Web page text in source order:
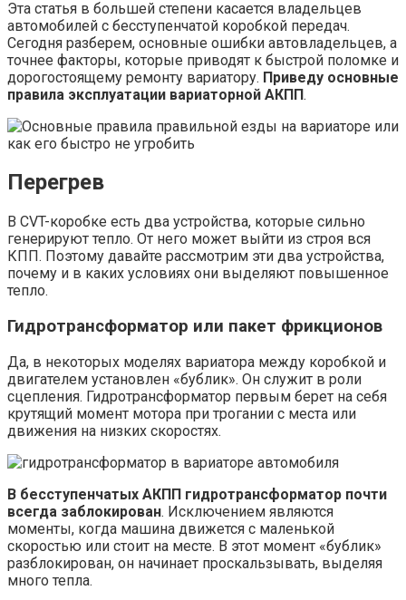
Эта статья в большей степени касается владельцев
автомобилей с бесступенчатой коробкой передач.
Сегодня разберем, основные ошибки автовладельцев, а
точнее факторы, которые приводят к быстрой поломке и
дорогостоящему ремонту вариатору. Приведу основные
правила эксплуатации вариаторной АКПП.
Перегрев
В CVT-коробке есть два устройства, которые сильно
генерируют тепло. От него может выйти из строя вся
КПП. Поэтому давайте рассмотрим эти два устройства,
почему и в каких условиях они выделяют повышенное
тепло.
Гидротрансформатор или пакет фрикционов
Да, в некоторых моделях вариатора между коробкой и
двигателем установлен «бублик». Он служит в роли
сцепления. Гидротрансформатор первым берет на себя
крутящий момент мотора при трогании с места или
движения на низких скоростях.
В бесступенчатых АКПП гидротрансформатор почти
всегда заблокирован. Исключением являются
моменты, когда машина движется с маленькой
скоростью или стоит на месте. В этот момент «бублик»
разблокирован, он начинает проскальзывать, выделяя
много тепла.